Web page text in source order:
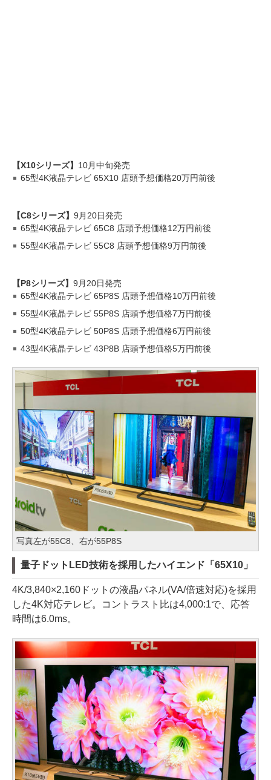
【X10シリーズ】 10月中旬発売
65型4K液晶テレビ 65X10 店頭予想価格20万円前後
【C8シリーズ】 9月20日発売
65型4K液晶テレビ 65C8 店頭予想価格12万円前後
55型4K液晶テレビ 55C8 店頭予想価格9万円前後
【P8シリーズ】 9月20日発売
65型4K液晶テレビ 65P8S 店頭予想価格10万円前後
55型4K液晶テレビ 55P8S 店頭予想価格7万円前後
50型4K液晶テレビ 50P8S 店頭予想価格6万円前後
43型4K液晶テレビ 43P8B 店頭予想価格5万円前後
写真左が55C8、右が55P8S
量子ドットLED技術を採用したハイエンド「65X10」
4K/3,840×2,160ドットの液晶パネル(VA/倍速対応)を採用
した4K対応テレビ。コントラスト比は4,000:1で、応答
時間は6.0ms。